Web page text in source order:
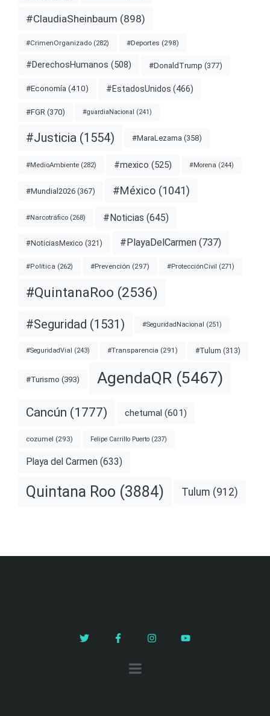
#ClaudiaSheinbaum (898)
#CrimenOrganizado (282) #Deportes (298)
#DerechosHumanos (508) #DonaldTrump (377)
#Economía (410) #EstadosUnidos (466)
#FGR (370) #guardiaNacional (241)
#Justicia (1554) #MaraLezama (358)
#MedioAmbiente (282) #mexico (525) #Morena (244)
#Mundial2026 (367) #México (1041)
#Narcotráfico (268) #Noticias (645)
#NoticiasMexico (321) #PlayaDelCarmen (737)
#Política (262) #Prevención (297) #ProtecciónCivil (271)
#QuintanaRoo (2536)
#Seguridad (1531) #SeguridadNacional (251)
#SeguridadVial (243) #Transparencia (291) #Tulum (313)
#Turismo (393) AgendaQR (5467)
Cancún (1777) chetumal (601)
cozumel (293) Felipe Carrillo Puerto (237)
Playa del Carmen (633)
Quintana Roo (3884) Tulum (912)